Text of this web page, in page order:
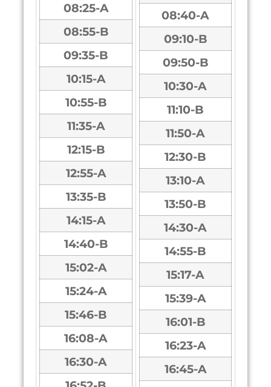
08:25-A
08:55-B
09:35-B
10:15-A
10:55-B
11:35-A
12:15-B
12:55-A
13:35-B
14:15-A
14:40-B
15:02-A
15:24-A
15:46-B
16:08-A
16:30-A
08:40-A
09:10-B
09:50-B
10:30-A
11:10-B
11:50-A
12:30-B
13:10-A
13:50-B
14:30-A
14:55-B
15:17-A
15:39-A
16:01-B
16:23-A
16:45-A